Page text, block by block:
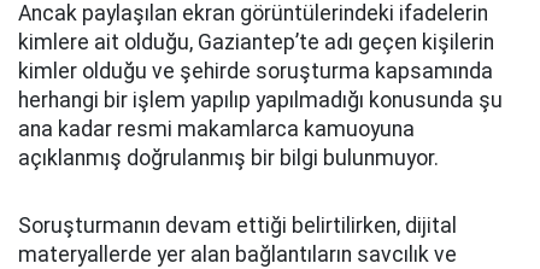
Ancak paylaşılan ekran görüntülerindeki ifadelerin
kimlere ait olduğu, Gaziantep’te adı geçen kişilerin
kimler olduğu ve şehirde soruşturma kapsamında
herhangi bir işlem yapılıp yapılmadığı konusunda şu
ana kadar resmi makamlarca kamuoyuna
açıklanmış doğrulanmış bir bilgi bulunmuyor.
Soruşturmanın devam ettiği belirtilirken, dijital
materyallerde yer alan bağlantıların savcılık ve